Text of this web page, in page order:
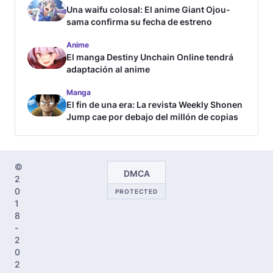
Una waifu colosal: El anime Giant Ojou-
sama confirma su fecha de estreno
Anime
El manga Destiny Unchain Online tendrá
adaptación al anime
Manga
El fin de una era: La revista Weekly Shonen
Jump cae por debajo del millón de copias
©
2
0
1
8
-
2
0
2
DMCA
PROTECTED